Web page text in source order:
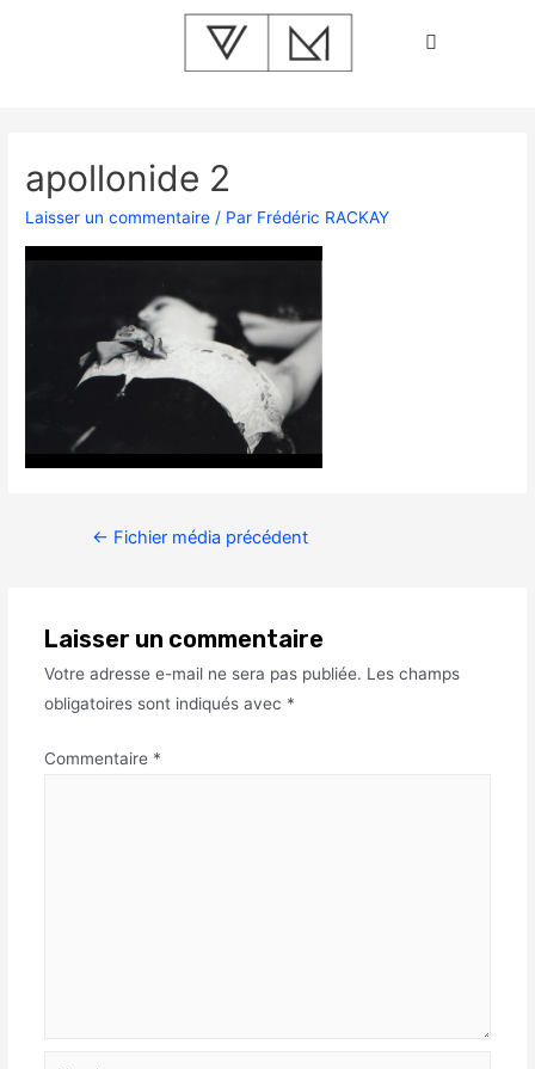
apollonide 2
Laisser un commentaire / Par Frédéric RACKAY
← Fichier média précédent
Laisser un commentaire
Votre adresse e-mail ne sera pas publiée. Les champs
obligatoires sont indiqués avec *
Commentaire *